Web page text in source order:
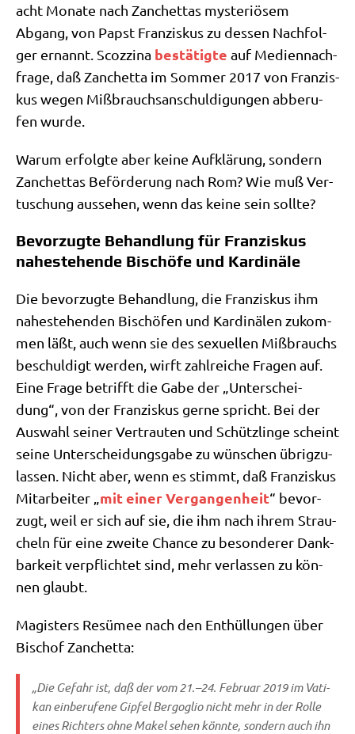
acht Mona­te nach Zan­chet­tas myste­riö­sem
Abgang, von Papst Fran­zis­kus zu des­sen Nach­fol­
ger ernannt. Scoz­zina bestä­tig­te auf Medi­en­nach­
fra­ge, daß Zan­chet­ta im Som­mer 2017 von Fran­zis­
kus wegen Miß­brauchs­an­schul­di­gun­gen abbe­ru­
fen wurde.
War­um erfolg­te aber kei­ne Auf­klä­rung, son­dern
Zan­chet­tas Beför­de­rung nach Rom? Wie muß Ver­
tu­schung aus­se­hen, wenn das kei­ne sein sollte?
Bevorzugte Behandlung für Franziskus
nahestehende Bischöfe und Kardinäle
Die bevor­zug­te Behand­lung, die Fran­zis­kus ihm
nahe­ste­hen­den Bischö­fen und Kar­di­nä­len zukom­
men läßt, auch wenn sie des sexu­el­len Miß­brauchs
beschul­digt wer­den, wirft zahl­rei­che Fra­gen auf.
Eine Fra­ge betrifft die Gabe der „Unter­schei­
dung“, von der Fran­zis­kus ger­ne spricht. Bei der
Aus­wahl sei­ner Ver­trau­ten und Schütz­lin­ge scheint
sei­ne Unter­schei­dungs­ga­be zu wün­schen übrig­zu­
las­sen. Nicht aber, wenn es stimmt, daß Fran­zis­kus
Mit­ar­bei­ter „ mit einer Ver­gan­gen­heit“ bevor­
zugt, weil er sich auf sie, die ihm nach ihrem Strau­
cheln für eine zwei­te Chan­ce zu beson­de­rer Dank­
bar­keit ver­pflich­tet sind, mehr ver­las­sen zu kön­
nen glaubt.
Magi­sters Resü­mee nach den Ent­hül­lun­gen über
Bischof Zanchetta:
„Die Gefahr ist, daß der vom 21.–24. Febru­ar 2019 im Vati­
kan ein­be­ru­fe­ne Gip­fel Berg­o­glio nicht mehr in der Rol­le
eines Rich­ters ohne Makel sehen könn­te, son­dern auch ihn